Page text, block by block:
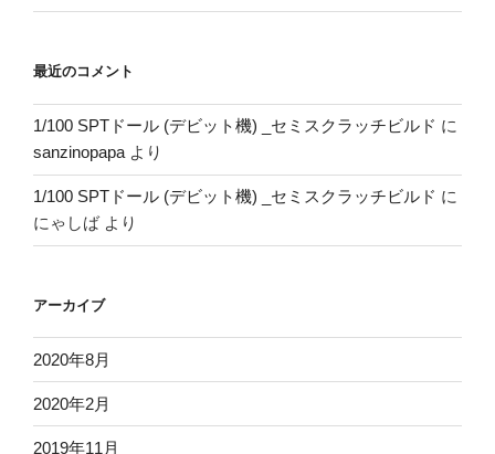
最近のコメント
1/100 SPTドール (デビット機) _セミスクラッチビルド に
sanzinopapa より
1/100 SPTドール (デビット機) _セミスクラッチビルド に
にゃしばより
アーカイブ
2020年8月
2020年2月
2019年11月